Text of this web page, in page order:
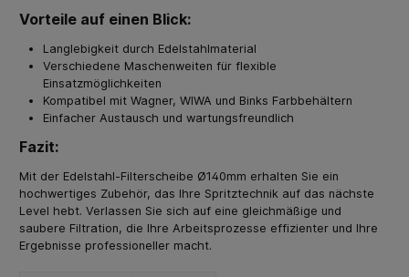
Vorteile auf einen Blick:
Langlebigkeit durch Edelstahlmaterial
Verschiedene Maschenweiten für flexible
Einsatzmöglichkeiten
Kompatibel mit Wagner, WIWA und Binks Farbbehältern
Einfacher Austausch und wartungsfreundlich
Fazit:
Mit der Edelstahl-Filterscheibe Ø140mm erhalten Sie ein
hochwertiges Zubehör, das Ihre Spritztechnik auf das nächste
Level hebt. Verlassen Sie sich auf eine gleichmäßige und
saubere Filtration, die Ihre Arbeitsprozesse effizienter und Ihre
Ergebnisse professioneller macht.